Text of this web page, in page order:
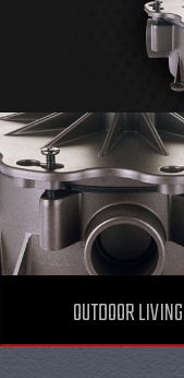
OUTDOOR